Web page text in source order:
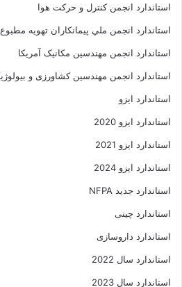
استاندارد انجمن کنترل و حرکت هوا
استاندارد انجمن ملي پيمانکاران تهويه مطبوع
استاندارد انجمن مهندسين مکانيک آمريکا
استاندارد انجمن مهندسین کشاورزی و
استاندارد ایزو
استاندارد ایزو 2020
استاندارد ایزو 2021
استاندارد ایزو 2024
استاندارد جدید NFPA
استاندارد چینی
استاندارد داروسازی
استاندارد سال 2022
استاندارد سال 2023